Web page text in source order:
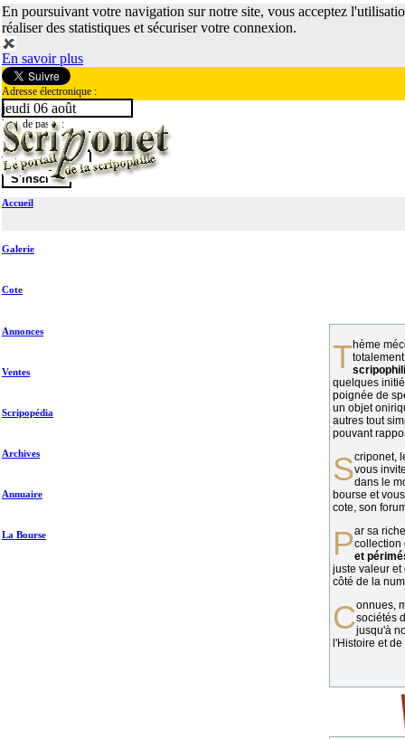
En poursuivant votre navigation sur notre site, vous acceptez
réaliser des statistiques et sécuriser votre connexion.
En savoir plus
Adresse électronique :
Mot de passe :
jeudi 06 août
Accueil
Galerie
Cote
Annonces
Ventes
Scripopédia
Archives
Annuaire
La Bourse
Thème méconnu des collectionneurs et
quelques
poignée de
un objet
autres tout
pouvant
vous
dans le
bourse et
cote, son
Par sa richesse et sa diversité, lacollection
et
juste valeur et
côté de la
Connues, méconnues, ou inconnues, lessociétés
jusqu'à
l'Histoire et